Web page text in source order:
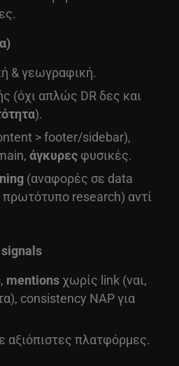
& γεωγραφική.
(όχι απλώς DR δες και
).
> footer/sidebar),
άγκυρες φυσικές.
(αναφορές σε data
πρωτότυπο research) αντί
, mentions χωρίς link (ναι,
consistency NAP για
αξιόπιστες πλατφόρμες.